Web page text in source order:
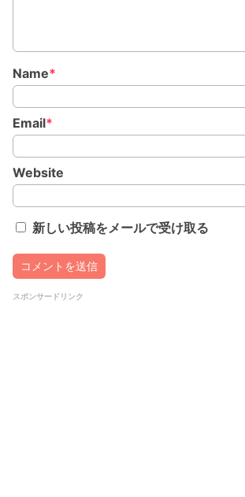
Name*
Email*
Website
新しい投稿をメールで受け取る
スポンサードリンク